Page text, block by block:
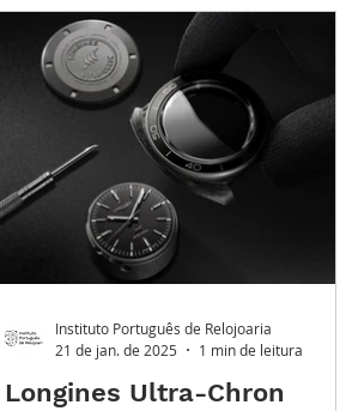
Série Grandes Complicações
TEMPO FUTURO O Inventário
Longines Ultra-Chron
Instituto Português de Relojoaria
21 de jan. de 2025
1 min de leitura